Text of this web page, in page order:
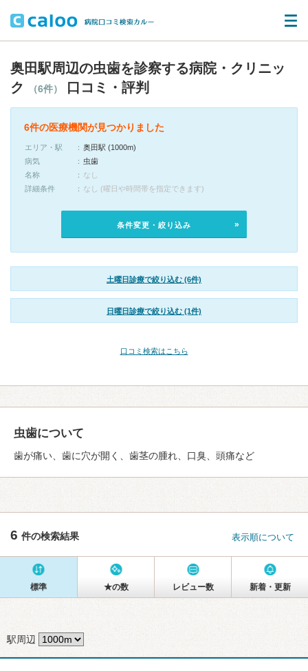
奥田駅周辺の虫歯を診察する病院・クリニッ
ク
（6件） 口コミ・評判
6件の医療機関が見つかりました
エリア・駅
奥田駅 (1000m)
病気
虫歯
名称
なし
詳細条件
なし (曜日や時間帯を指定できます)
条件変更・絞り込み
土曜日診療で絞り込む (6件)
日曜日診療で絞り込む (1件)
口コミ検索はこちら
虫歯について
歯が痛い、歯に穴が開く、歯茎の腫れ、口臭、頭痛など
6 件の検索結果 表示順について
標準 ★の数 レビュー数 新着・更新
駅周辺